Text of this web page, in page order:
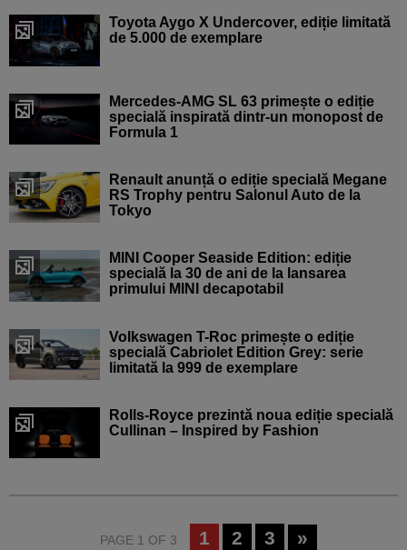
Toyota Aygo X Undercover, ediție limitată
de 5.000 de exemplare
Mercedes-AMG SL 63 primește o ediție
specială inspirată dintr-un monopost de
Formula 1
Renault anunță o ediție specială Megane
RS Trophy pentru Salonul Auto de la
Tokyo
MINI Cooper Seaside Edition: ediție
specială la 30 de ani de la lansarea
primului MINI decapotabil
Volkswagen T-Roc primește o ediție
specială Cabriolet Edition Grey: serie
limitată la 999 de exemplare
Rolls-Royce prezintă noua ediție specială
Cullinan – Inspired by Fashion
PAGE 1 OF 3 1 2 3 »